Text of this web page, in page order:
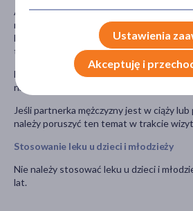
Adaster nie jest przeznaczony dla kobiet i
nie przyjmowany. Lek może wpłynąć na
które są lub mogą być w ciąży nie
tabletek leku.
Lek może również występować w męskim
narażenia na nie poprzez stosowanie np.
Jeśli partnerka mężczyzny jest w ciąży
należy poruszyć ten temat w trakcie
Stosowanie leku u dzieci i młodzieży
Nie należy stosować leku u dzieci i
lat.
Ustawienia
Akceptuję i